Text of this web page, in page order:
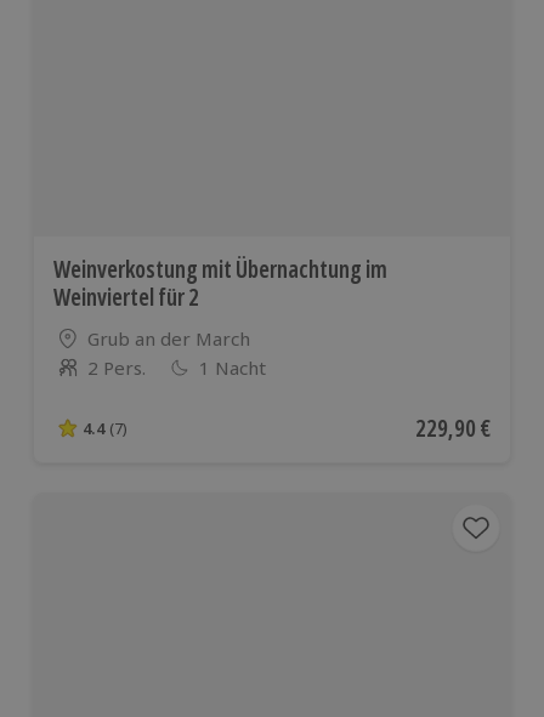
Weinverkostung mit Übernachtung im
Weinviertel für 2
Standort
Grub an der March
Anzahl der Teilnehmer
2 Pers. 1 Nacht
4.4 von 5 Sternen basierend auf 7 Bewertungen
4.4 (7) Aktueller Preis
229,90 €